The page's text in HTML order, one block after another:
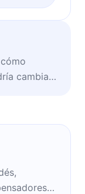
cambiar